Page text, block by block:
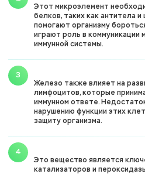
Этот микроэлемент
белков, таких как антитела
помогают организму
играют роль в коммуникации
иммунной системы.
Железо также влияет на
лимфоцитов, которые
иммунном ответе.
нарушению функции этих
защиту организма.
Это вещество является
катализаторов и